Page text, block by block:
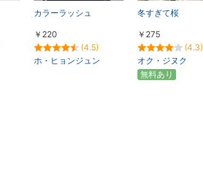
カラーラッシュ
￥220
(4.5)
ホ・ヒョンジュン
冬すぎて桜
￥275
(4.3)
オク・ジヌク
無料あり